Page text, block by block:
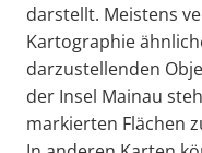
darstellt. Meistens
Kartographie
darzustellenden
der Insel Mainau
markierten Flächen